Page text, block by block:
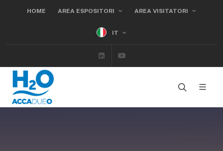
HOME AREA ESPOSITORI AREA VISITATORI
IT
Linkedin